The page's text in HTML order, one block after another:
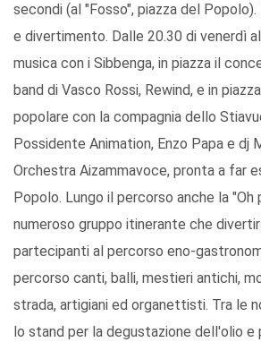
secondi (al "Fosso", piazza del Popolo).
e divertimento. Dalle 20.30 di venerdì
musica con i Sibbenga, in piazza il
band di Vasco Rossi, Rewind, e in
popolare con la compagnia dello
Possidente Animation, Enzo Papa e dj
Orchestra Aizammavoce, pronta a far
Popolo. Lungo il percorso anche la "Oh
numeroso gruppo itinerante che
partecipanti al percorso eno-
percorso canti, balli, mestieri antichi,
strada, artigiani ed organettisti. Tra le
lo stand per la degustazione dell'olio e